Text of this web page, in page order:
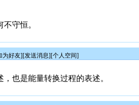
守恒。
为好友][发送消息][个人空间]
也是能量转换过程的表述。